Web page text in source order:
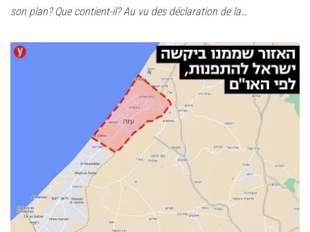
son plan? Que contient-il? Au vu des déclaration de la…